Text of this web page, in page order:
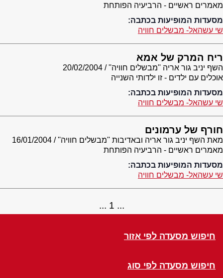
מאמרים ראשיים - הרביעיה הפותחת
מסעדות המופיעות בכתבה:
שי עשהאל- מבשלים חוויה
ריח המרק של אמא
השף יניב גור אריה ''מבשלים חוויה''
20/02/2004
אוכלים עם ילדים - זו ילדותי השנייה
מסעדות המופיעות בכתבה:
שי עשהאל- מבשלים חוויה
חורף של ערמונים
מאת השף יניב גור אריה ובאדיבות ''מבשלים חוויה'' 16/01/2004
מאמרים ראשיים - הרביעיה הפותחת
מסעדות המופיעות בכתבה:
שי עשהאל- מבשלים חוויה
1
חיפוש מסעדה לפי אזור
חיפוש מסעדה לפי סוג